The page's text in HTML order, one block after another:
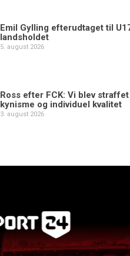
Emil Gylling efterudtaget til
landsholdet
5. august 2026
Ross efter FCK: Vi blev
kynisme og individuel kvalitet
3. august 2026